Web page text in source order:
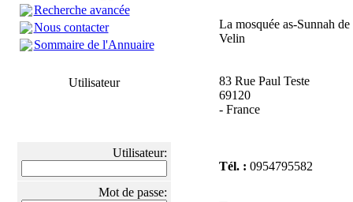
Recherche avancée
Nous contacter
Sommaire de l'Annuaire
Utilisateur
Utilisateur:
Mot de passe:
La mosquée as-Sunnah
Velin
83 Rue Paul Teste
69120
- France
Tél. : 0954795582